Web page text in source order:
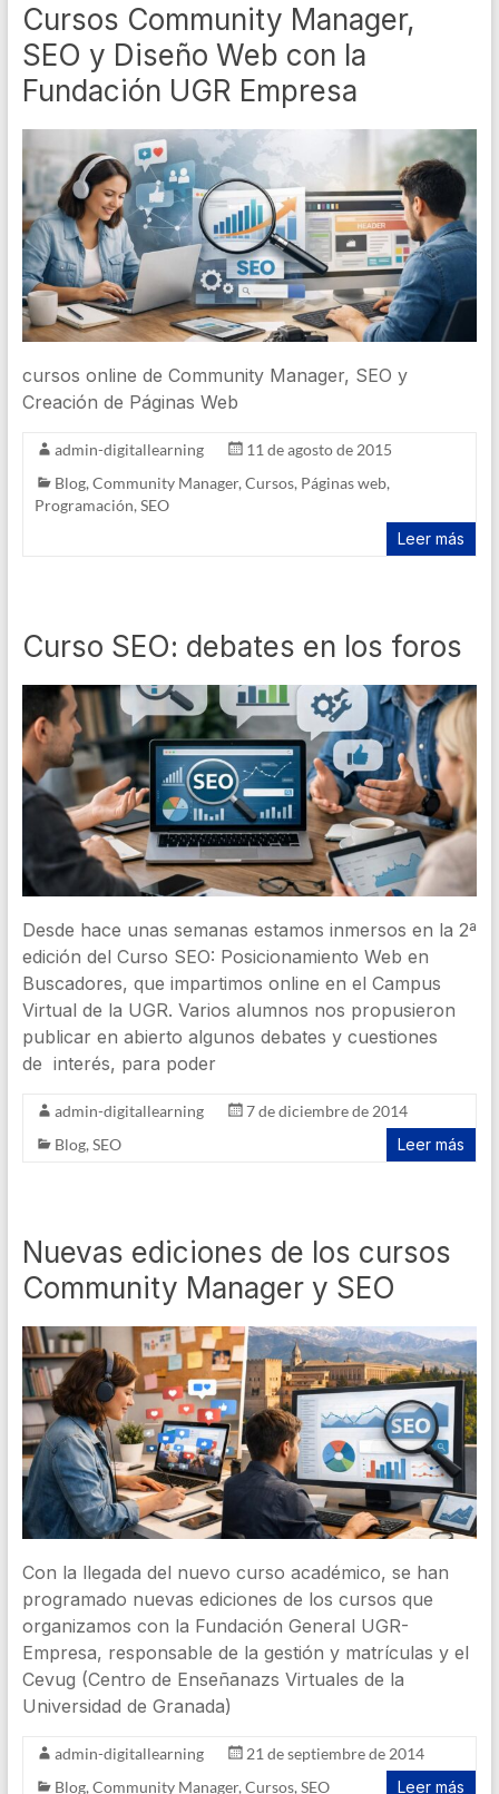
Cursos Community Manager,
SEO y Diseño Web con la
Fundación UGR Empresa
cursos online de Community Manager, SEO y
Creación de Páginas Web
admin-digitallearning
11 de agosto de 2015
Blog, Community Manager, Cursos, Páginas web,
Programación, SEO
Leer más
Curso SEO: debates en los foros
Desde hace unas semanas estamos inmersos en la 2ª
edición del Curso SEO: Posicionamiento Web en
Buscadores, que impartimos online en el Campus
Virtual de la UGR. Varios alumnos nos propusieron
publicar en abierto algunos debates y cuestiones
de interés, para poder
admin-digitallearning
7 de diciembre de 2014
Blog,SEO Leer más
Nuevas ediciones de los cursos
Community Manager y SEO
Con la llegada del nuevo curso académico, se han
programado nuevas ediciones de los cursos que
organizamos con la Fundación General UGR-
Empresa, responsable de la gestión y matrículas y el
Cevug (Centro de Enseñanazs Virtuales de la
Universidad de Granada)
admin-digitallearning
21 de septiembre de 2014
Blog, Community Manager, Cursos, SEO Leer más